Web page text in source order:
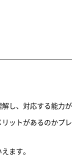
し、対応する能力
ットがあるのかプ
ます。